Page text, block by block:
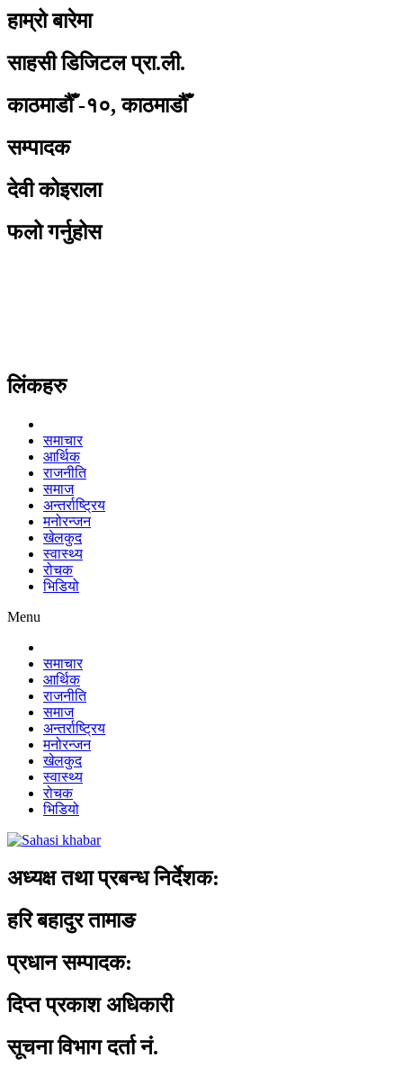
हाम्रो बारेमा
साहसी डिजिटल प्रा.ली.
काठमाडौँ -१०, काठमाडौँ
सम्पादक
देवी कोइराला
फलो गर्नुहोस
लिंकहरु
समाचार
आर्थिक
राजनीति
समाज
अन्तर्राष्ट्रिय
मनोरन्जन
खेलकुद
स्वास्थ्य
रोचक
भिडियो
Menu
समाचार
आर्थिक
राजनीति
समाज
अन्तर्राष्ट्रिय
मनोरन्जन
खेलकुद
स्वास्थ्य
रोचक
भिडियो
अध्यक्ष तथा प्रबन्ध निर्देशक:
हरि बहादुर तामाङ
प्रधान सम्पादक:
दिप्त प्रकाश अधिकारी
सूचना विभाग दर्ता नं.